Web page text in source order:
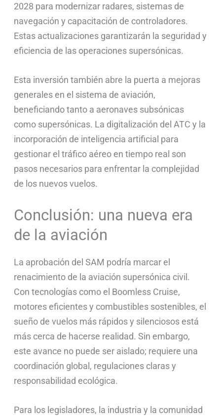
2028 para modernizar radares, sistemas de
navegación y capacitación de controladores.
Estas actualizaciones garantizarán la seguridad y
eficiencia de las operaciones supersónicas.
Esta inversión también abre la puerta a mejoras
generales en el sistema de aviación,
beneficiando tanto a aeronaves subsónicas
como supersónicas. La digitalización del ATC y la
incorporación de inteligencia artificial para
gestionar el tráfico aéreo en tiempo real son
pasos necesarios para enfrentar la complejidad
de los nuevos vuelos.
Conclusión: una nueva era
de la aviación
La aprobación del SAM podría marcar el
renacimiento de la aviación supersónica civil.
Con tecnologías como el Boomless Cruise,
motores eficientes y combustibles sostenibles, el
sueño de vuelos más rápidos y silenciosos está
más cerca de hacerse realidad. Sin embargo,
este avance no puede ser aislado; requiere una
coordinación global, regulaciones claras y
responsabilidad ecológica.
Para los legisladores, la industria y la comunidad